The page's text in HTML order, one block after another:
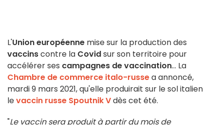
L'Union européenne mise sur la production des
vaccinscontre la Covidsur son territoire pour
accélérer ses campagnes de vaccination... La
Chambre de commerce italo-russea annoncé,
mardi 9 mars 2021, qu'elle produirait sur le sol italien
levaccin russe Spoutnik Vdès cet été.
"Le vaccin sera produit à partir du mois de